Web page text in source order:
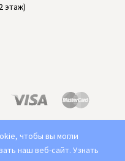
этаж)
чтобы вы могли
наш веб-сайт. Узнать